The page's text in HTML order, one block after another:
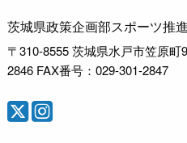
茨城県政策企画部スポーツ推
〒310-8555 茨城県水戸市笠原
2846 FAX番号：029-301-2847